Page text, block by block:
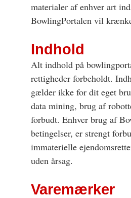
materialer af enhver art
BowlingPortalen vil
Indhold
Alt indhold på
rettigheder forbeholdt.
gælder ikke for dit eget
data mining, brug af
forbudt. Enhver brug af
betingelser, er strengt
immaterielle
uden årsag.
Varemærker